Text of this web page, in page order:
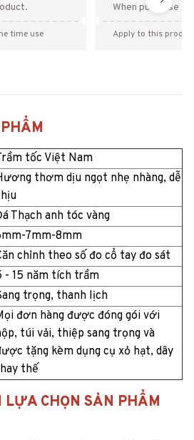
time use
When purchase
Apply to this
tốc Việt Nam
thơm dịu ngọt nhẹ nhàng, dễ
Thạch anh tóc vàng
7mm-8mm
chỉnh theo số đo cổ tay đo sát
- 15 năm tích trầm
trọng, thanh lịch
đơn hàng được đóng gói với
túi vải, thiệp sang trọng và
tặng kèm dụng cụ xỏ hạt, dây
thế
LỰA CHỌN SẢN PHẨM